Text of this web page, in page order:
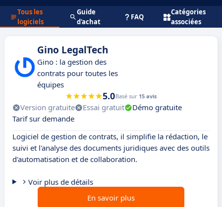
Tous les
logiciels
Guide
d'achat
FAQ
Catégories
associées
Gino LegalTech
Gino : la gestion des
contrats pour toutes les
équipes
5.0Basé sur 15 avis
Version gratuite Essai gratuit
Démo gratuite
Tarif sur demande
Logiciel de gestion de contrats, il simplifie la rédaction, le
suivi et l'analyse des documents juridiques avec des outils
d'automatisation et de collaboration.
Voir plus de détails
En savoir plus